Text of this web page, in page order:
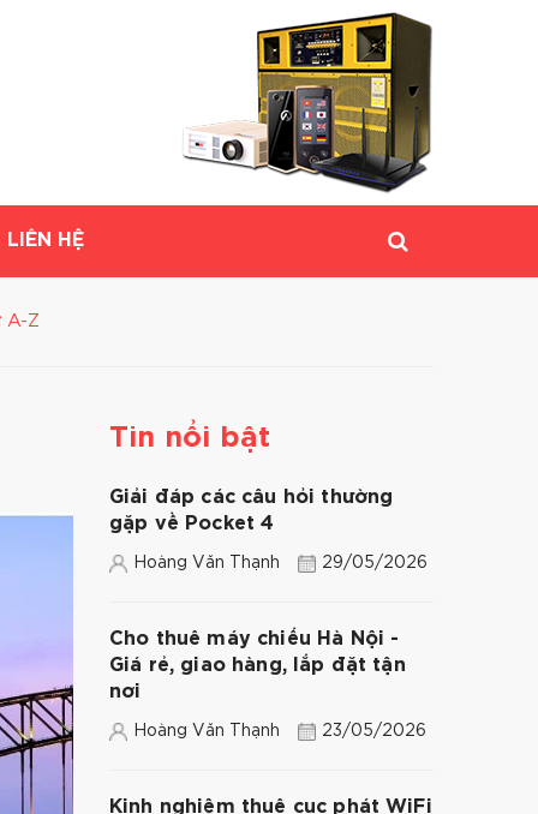
LIÊN HỆ
A-Z
Tin nổi bật
Giải đáp các câu hỏi thường
gặp về Pocket 4
Hoàng Văn Thạnh 29/05/2026
Cho thuê máy chiếu Hà Nội -
Giá rẻ, giao hàng, lắp đặt tận
nơi
Hoàng Văn Thạnh 23/05/2026
Kinh nghiệm thuê cục phát WiFi